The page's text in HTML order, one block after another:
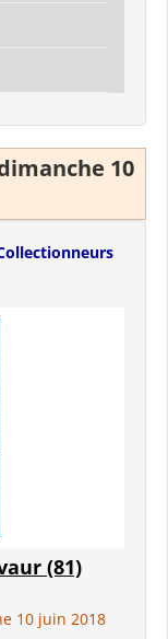
10
(81)
10 juin 2018